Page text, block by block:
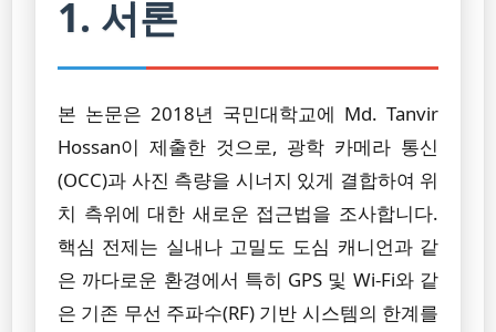
1. 서론
본 논문은 2018년 국민대학교에 Md. Tanvir
Hossan이 제출한 것으로, 광학 카메라 통신
(OCC)과 사진 측량을 시너지 있게 결합하여 위
치 측위에 대한 새로운 접근법을 조사합니다.
핵심 전제는 실내나 고밀도 도심 캐니언과 같
은 까다로운 환경에서 특히 GPS 및 Wi-Fi와 같
은 기존 무선 주파수(RF) 기반 시스템의 한계를